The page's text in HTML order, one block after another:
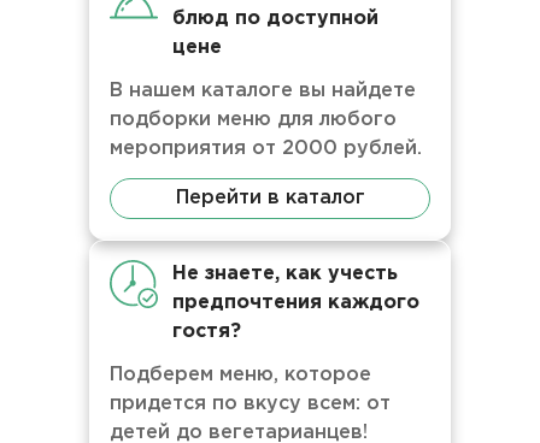
блюд по доступной
цене
В нашем каталоге вы найдете
подборки меню для любого
мероприятия от 2000 рублей.
Перейти в каталог
Не знаете, как учесть
предпочтения каждого
гостя?
Подберем меню, которое
придется по вкусу всем: от
детей до вегетарианцев!